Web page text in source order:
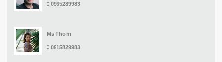
0965289983
Ms Thơm
0915829983